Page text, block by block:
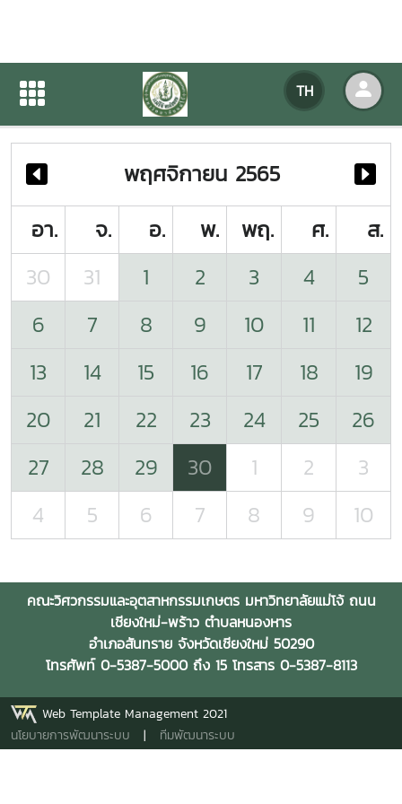
TH
ปฏิทินกิจกรรมของหน่วยงาน
ปฏิทินกิจกรรมของหน่วยงาน
พฤศจิกายน 2565
อา.
จ. อ. พ. พฤ. ศ.
ส.
30
31 1 2 3 4
5
6
7 8 9 10 11
12
13
14 15 16 17 18
19
20
21 22 23 24 25
26
27
28 29 30 1 2
3
4
5 6 7 8 9 10
คณะวิศวกรรมและอุตสาหกรรมเกษตร มหาวิทยาลัยแม่โจ้ ถนน
เชียงใหม่-พร้าว ตำบลหนองหาร
อำเภอสันทราย จังหวัดเชียงใหม่ 50290
โทรศัพท์ 0-5387-5000 ถึง 15 โทรสาร 0-5387-8113
Web Template Management 2021
นโยบายการพัฒนาระบบ | ทีมพัฒนาระบบ